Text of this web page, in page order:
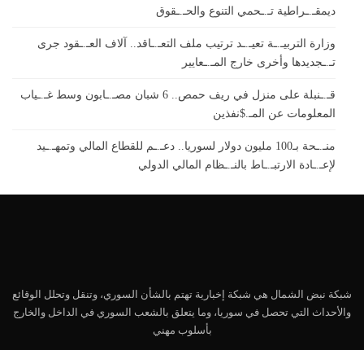
ديمقـ.ـراطية تـ.ـحمي التنوع والحـ.ـقوق
وزارة التربيـ.ـة تعيـ.ـد ترتيب ملف التعـ.ـاقد.. آلاف العـ.ـقود جرى
تـ.ـجديدها وأخرى خارج المـ.ـعايير
قـ.ـنبلة على منزل في ريف حمص.. 6 شبان مصـ.ـابون وسط غـ.ـياب
المعلومات عن المـ.$نفذين
منـ.ـحة بـ100 مليون دولار لسوريا.. دعـ.ـم للقطاع المالي وتمهـ.ـيد
لإعـ.ـادة الارتبـ.ـاط بالنـ.ـظام المالي الدولي
شبكة نبض الشمال هي شبكة إخبارية تهتم بالشأن السوري، وتنقل وتحلل الوقائع
والأحداث التي تحصل في سوريا، وما يتعلق بالشعب السوري في الداخل والخارج
بأسلوب مهني